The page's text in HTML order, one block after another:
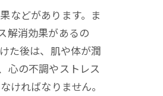
などがあります。ま
解消効果があるの
た後は、肌や体が潤
心の不調やストレス
ければなりません。